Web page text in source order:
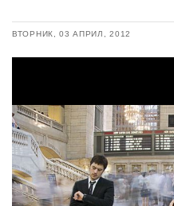
ВТОРНИК, 03 АПРИЛ, 2012